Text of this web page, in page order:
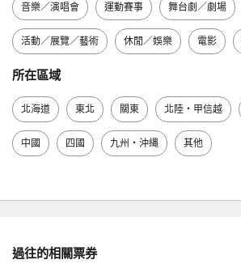
音樂／演唱會 運動賽事 舞台劇／劇場
活動／展覽／藝術 休閒／娛樂 電影
所在區域
北海道 東北 關東 北陸・甲信越
中國 四國 九州・沖縄 其他
過往的相關票券